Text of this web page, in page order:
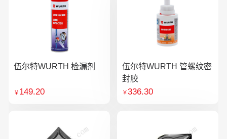
伍尔特WURTH 检漏剂
￥ 149.20
伍尔特WURTH 管螺纹密
封胶
￥336.30